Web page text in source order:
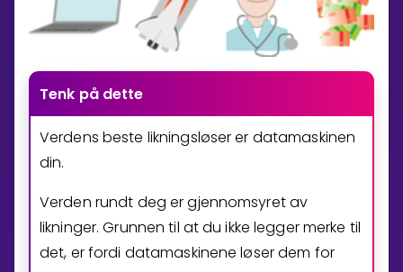
Tenk på dette
Verdens beste likningsløser er datamaskinen
din.
Verden rundt deg er gjennomsyret av
likninger. Grunnen til at du ikke legger merke til
det, er fordi datamaskinene løser dem for